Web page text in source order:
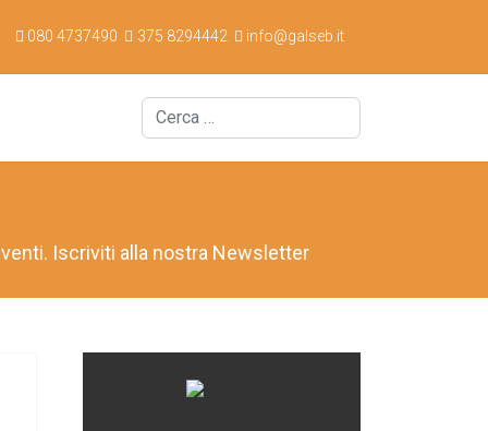
080 4737490 375 8294442 info@galseb.it
Cerca
Iscriviti alla nostra Newsletter